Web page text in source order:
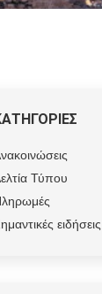
Τύπου
ειδήσεις